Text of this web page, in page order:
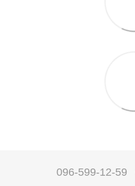
096-599-12-59